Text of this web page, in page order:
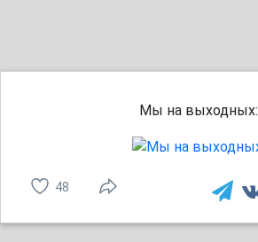
Мы на выходных:
48